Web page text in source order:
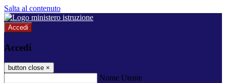
Salta al contenuto
Accedi
Accedi
button close ×
Nome Utente